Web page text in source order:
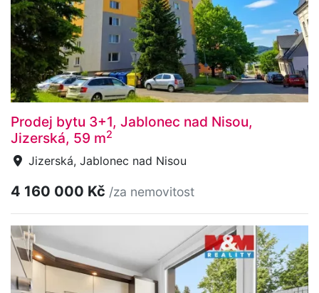
Prodej bytu 3+1, Jablonec nad Nisou,
Jizerská, 59 m2
Jizerská, Jablonec nad Nisou
4 160 000 Kč /za nemovitost